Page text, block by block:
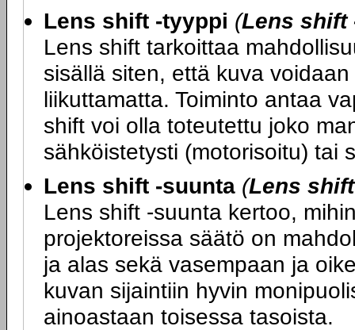
Lens shift -tyyppi (Lens shift
Lens shift tarkoittaa
sisällä siten, että kuva
liikuttamatta. Toiminto antaa
shift voi olla toteutettu joko
sähköistetysti (motorisoitu) tai
Lens shift -suunta (Lens
Lens shift -suunta kertoo,
projektoreissa säätö on
ja alas sekä vasempaan ja
kuvan sijaintiin hyvin
ainoastaan toisessa tasoista.